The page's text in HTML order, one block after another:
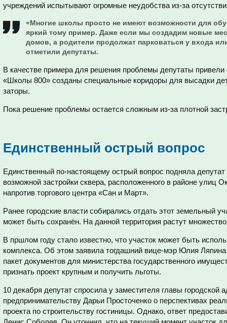
учреждений испытывают огромные неудобства из-за
«Многие школы просто не имеют возможности для
яркий тому пример. Даже если мы создадим новые
домов, а родители продолжат парковаться у входа
отметили депутаты.
В качестве примера для решения проблемы депутаты
«Школы 800» созданы специальные коридоры для высадки
заторы.
Пока решение проблемы остается сложным из-за плотной
Единственный острый вопрос
Единственный по-настоящему острый вопрос подняла
возможной застройки сквера, расположенного в районе улиц
напротив торгового центра «Сан и Март».
Ранее городские власти собирались отдать этот земельный
может быть сохранён. На данной территория растут
В пршлом году стало известно, что участок может быть
комплекса. Об этом заявила тогдашний вице-мэр Юлия
пакет документов для министерства государственного
признать проект крупным и получить льготы.
10 декабря депутат спросила у заместителя главы городской
предпринимательству Дарьи Просточенко о перспективах
проекта по строительству гостиницы. Однако, ответ